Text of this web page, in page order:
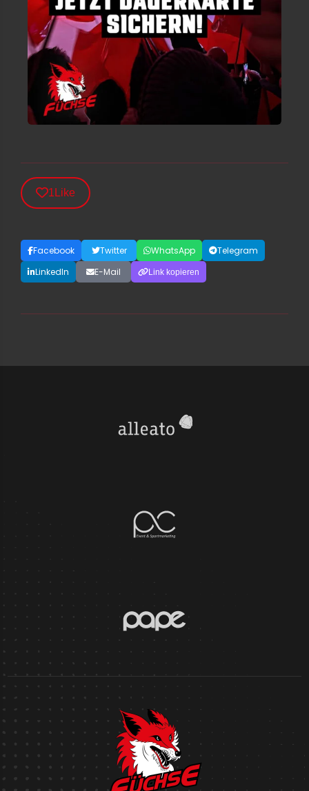
1 Like
Facebook Twitter WhatsApp
Telegram
LinkedIn
E-Mail Link kopieren